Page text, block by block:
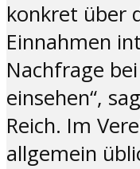
konkret über
Einnahmen
Nachfrage
einsehen“,
Reich. Im
allgemein